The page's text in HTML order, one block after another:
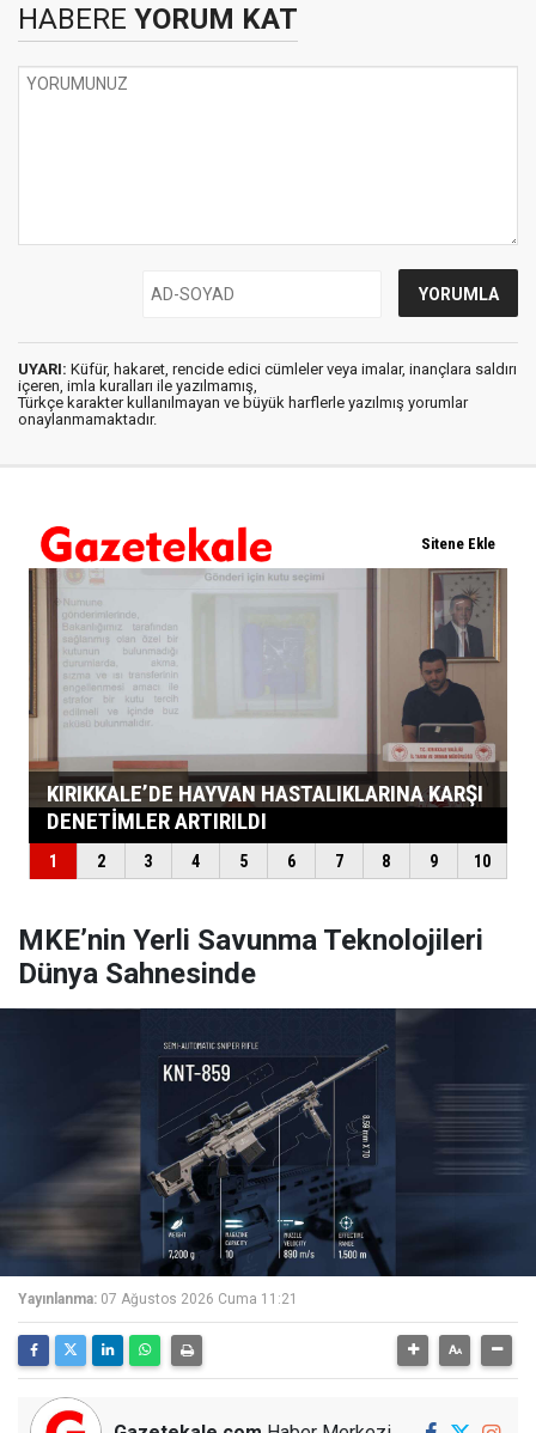
HABERE YORUM KAT
UYARI: Küfür, hakaret, rencide edici cümleler veya imalar, inançlara saldırı
içeren, imla kuralları ile yazılmamış,
Türkçe karakter kullanılmayan ve büyük harflerle yazılmış yorumlar
onaylanmamaktadır.
MKE’nin Yerli Savunma Teknolojileri
Dünya Sahnesinde
Yayınlanma: 07 Ağustos 2026 Cuma 11:21